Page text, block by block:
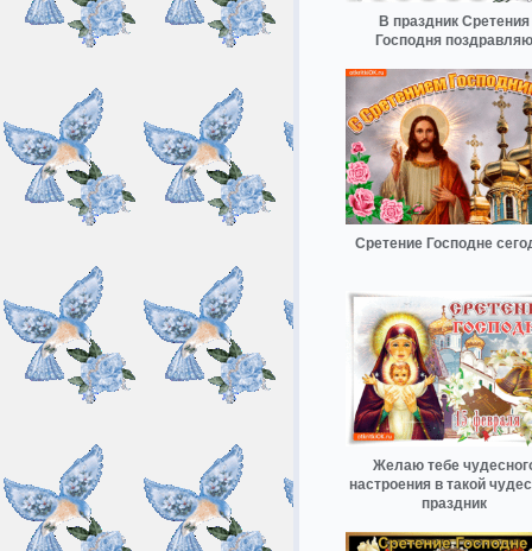
В праздник Сретения
Господня поздравляю
Сретение Господне
Желаю тебе
настроения в такой
праздник